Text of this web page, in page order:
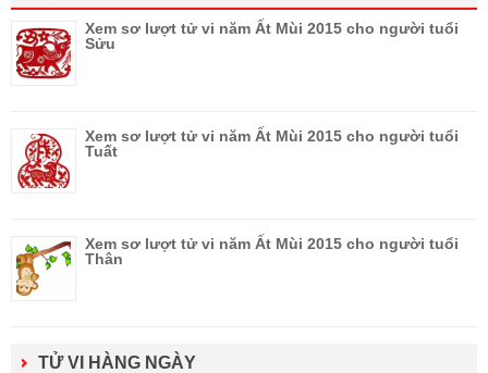
Xem sơ lượt tử vi năm Ất Mùi 2015 cho người tuổi
Sửu
Xem sơ lượt tử vi năm Ất Mùi 2015 cho người tuổi
Tuất
Xem sơ lượt tử vi năm Ất Mùi 2015 cho người tuổi
Thân
TỬ VI HÀNG NGÀY